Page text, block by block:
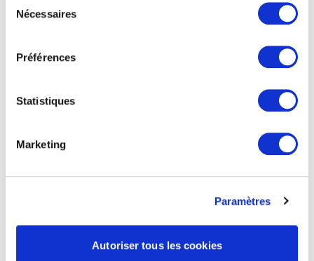
Nécessaires
Préférences
Statistiques
Marketing
Paramètres
Autoriser tous les cookies